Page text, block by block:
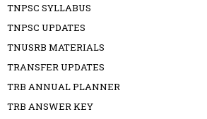
TNPSC SYLLABUS
TNPSC UPDATES
TNUSRB MATERIALS
TRANSFER UPDATES
TRB ANNUAL PLANNER
TRB ANSWER KEY